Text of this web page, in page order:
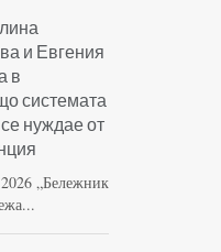
и Евгения
в
системата
нуждае от
„Бележник